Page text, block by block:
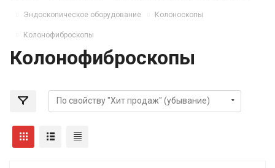
Эндоскопическое оборудование Колоноскопы
Колонофиброскопы
Колонофиброскопы